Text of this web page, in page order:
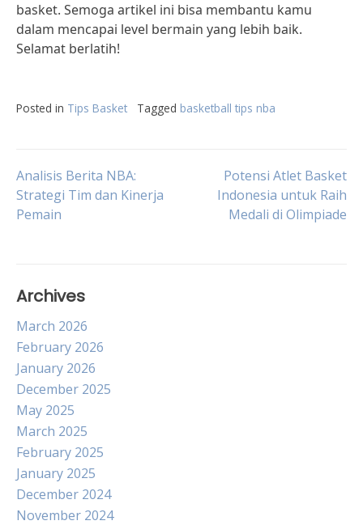
basket. Semoga artikel ini bisa membantu kamu
dalam mencapai level bermain yang lebih baik.
Selamat berlatih!
Posted in Tips Basket Tagged basketball tips nba
Post
navigation
Analisis Berita NBA:
Strategi Tim dan Kinerja
Pemain
Potensi Atlet Basket
Indonesia untuk Raih
Medali di Olimpiade
Archives
March 2026
February 2026
January 2026
December 2025
May 2025
March 2025
February 2025
January 2025
December 2024
November 2024